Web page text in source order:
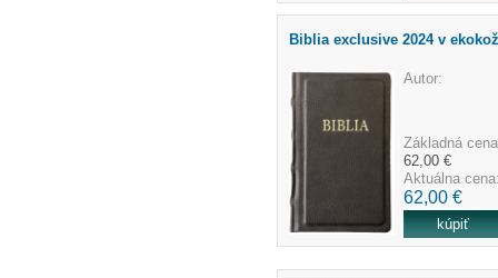
Biblia exclusive 2024 v
Autor:
Základná
62,00 €
Aktuálna
62,00 €